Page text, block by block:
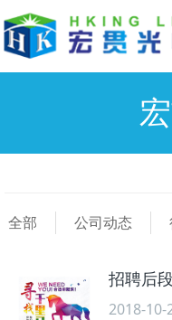
全部 公司动态
招聘后
2018-10-